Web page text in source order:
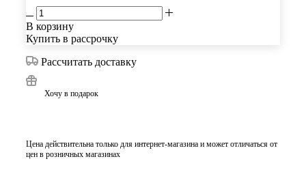
В корзину
Купить в рассрочку
Рассчитать доставку
Хочу в подарок
Цена действительна только для интернет-магазина и может отличаться от
цен в розничных магазинах